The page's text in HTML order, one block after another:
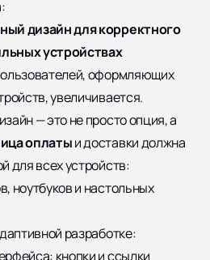
дизайн для корректного
устройствах
оформляющих
увеличивается.
— это не просто опция, а
оплатыи доставки должна
для всех устройств:
ноутбуков и настольных
разработке:
кнопки и ссылки